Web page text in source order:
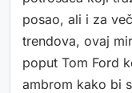
posao, ali i za
trendova, ovaj
poput Tom Ford
ambrom kako bi